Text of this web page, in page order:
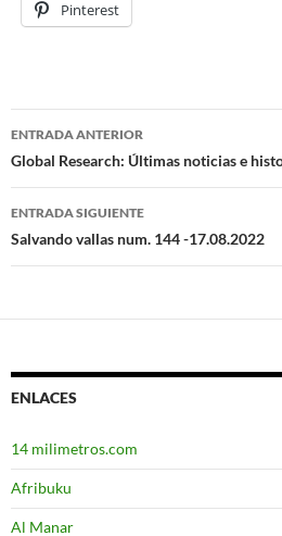
Pinterest
Navegación
de
entradas
ENTRADA ANTERIOR
Global Research: Últimas noticias e
ENTRADA SIGUIENTE
Salvando vallas num. 144 -17.08.2022
ENLACES
14 milimetros.com
Afribuku
Al Manar